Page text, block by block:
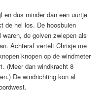
en dus minder dan een uurtje
de hel los. De hoosbuien
de golven zwiepen als
Achteraf vertelt Chrisje me
knopen op de windmeter
(Meer dan windkracht 8
De windrichting kon al